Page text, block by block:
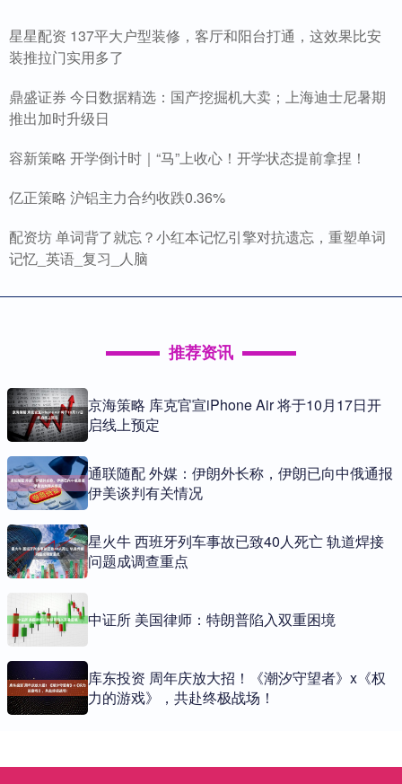
星星配资 137平大户型装修，客厅和阳台打通，这效果比安
装推拉门实用多了
鼎盛证券 今日数据精选：国产挖掘机大卖；上海迪士尼暑期
推出加时升级日
容新策略 开学倒计时｜“马”上收心！开学状态提前拿捏！
亿正策略 沪铝主力合约收跌0.36%
配资坊 单词背了就忘？小红本记忆引擎对抗遗忘，重塑单词
记忆_英语_复习_人脑
推荐资讯
京海策略 库克官宣iPhone Air 将于10月17日开
启线上预定
通联随配 外媒：伊朗外长称，伊朗已向中俄通报
伊美谈判有关情况
星火牛 西班牙列车事故已致40人死亡 轨道焊接
问题成调查重点
中证所 美国律师：特朗普陷入双重困境
库东投资 周年庆放大招！《潮汐守望者》x《权
力的游戏》，共赴终极战场！